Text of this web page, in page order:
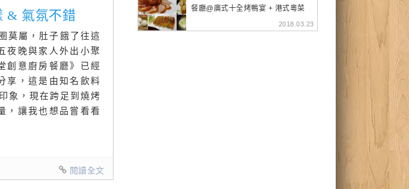
& 氣氛不錯
莫屬，肚子餓了往這
夜晚與家人外出小聚
創意廚房餐廳》已經
享，這是由知名飲料
象，現在跨足到燒烤
，讓我也想品嘗看看
閱讀全文
餐廳@廣式十全烤鴨宴 + 港式粵菜
2018.03.23